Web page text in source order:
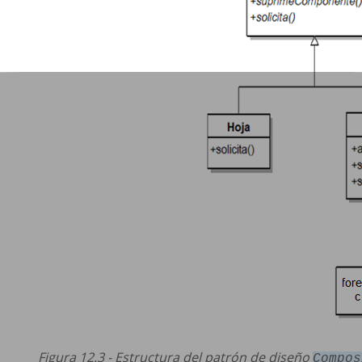
Figura 12.3 - Estructura del patrón de diseño